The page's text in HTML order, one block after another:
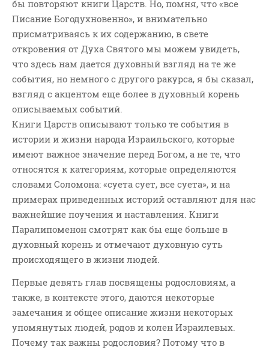
Книга "Второе Пришествие
Христа"
Книги
Мини-Проповеди
Музыка-Видео
Поэзия
Притчи
Проповедь-Аудио
Проповедь-Видео
Размышления
Семинар "Второе
Пришествие ИХ"
Семинары Для Лидеров/
Служителей
Слово Из Слова
бы повторяют книги Царств. Но, помня, что «все
Писание Богодухновенно», и внимательно
присматриваясь к их содержанию, в свете
откровения от Духа Святого мы можем увидеть,
что здесь нам дается духовный взгляд на те же
события, но немного с другого ракурса, я бы сказал,
взгляд с акцентом еще более в духовный корень
описываемых событий.
Книги Царств описывают только те события в
истории и жизни народа Израильского, которые
имеют важное значение перед Богом, а не те, что
относятся к категориям, которые определяются
словами Соломона: «суета сует, все суета», и на
примерах приведенных историй оставляют для нас
важнейшие поучения и наставления. Книги
Паралипоменон смотрят как бы еще больше в
духовный корень и отмечают духовную суть
происходящего в жизни людей.
Первые девять глав посвящены родословиям, а
также, в контексте этого, даются некоторые
замечания и общее описание жизни некоторых
упомянутых людей, родов и колен Израилевых.
Почему так важны родословия? Потому что в